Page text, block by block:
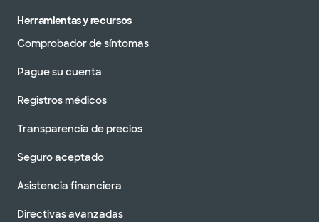
Herramientas y recursos
Comprobador de síntomas
Pague su cuenta
Registros médicos
Transparencia de precios
Seguro aceptado
Asistencia financiera
Directivas avanzadas